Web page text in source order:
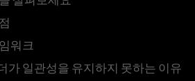
워크
가 일관성을 유지하지 못하는 이유